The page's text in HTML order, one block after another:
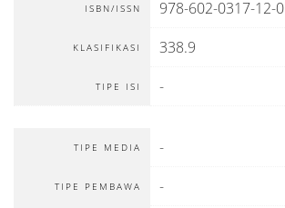
ISBN/ISSN 978-602-0317-12-0
KLASIFIKASI 338.9
TIPE ISI -
TIPE MEDIA -
TIPE PEMBAWA -